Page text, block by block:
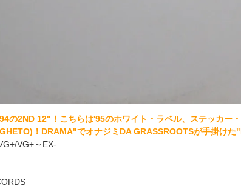
の2ND 12"！こちらは'95のホワイト・ラベル、ステッカー
！DRAMA"でオナジミDA GRASSROOTSが手掛けた
VG+～EX-